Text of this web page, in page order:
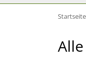
Startseite